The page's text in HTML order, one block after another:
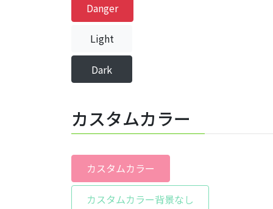
Danger
Light
Dark
カスタムカラー
カスタムカラー
カスタムカラー背景なし